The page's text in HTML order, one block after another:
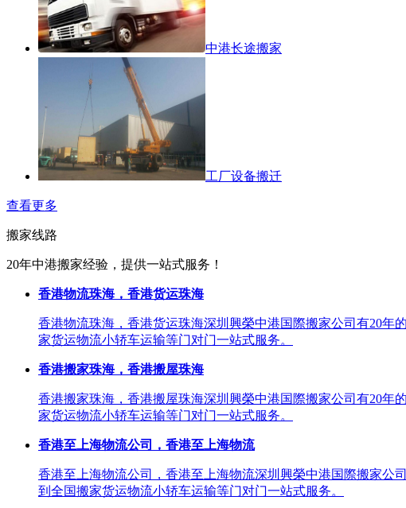
中港长途搬家
工厂设备搬迁
查看更多
搬家线路
20年中港搬家经验，提供一站式服务！
香港物流珠海，香港货运珠海
香港物流珠海，香港货运珠海深圳興榮中港国際搬家公司有20
家货运物流小轿车运输等门对门一站式服务。
香港搬家珠海，香港搬屋珠海
香港搬家珠海，香港搬屋珠海深圳興榮中港国際搬家公司有20
家货运物流小轿车运输等门对门一站式服务。
香港至上海物流公司，香港至上海物流
香港至上海物流公司，香港至上海物流深圳興榮中港国際搬家公
到全国搬家货运物流小轿车运输等门对门一站式服务。